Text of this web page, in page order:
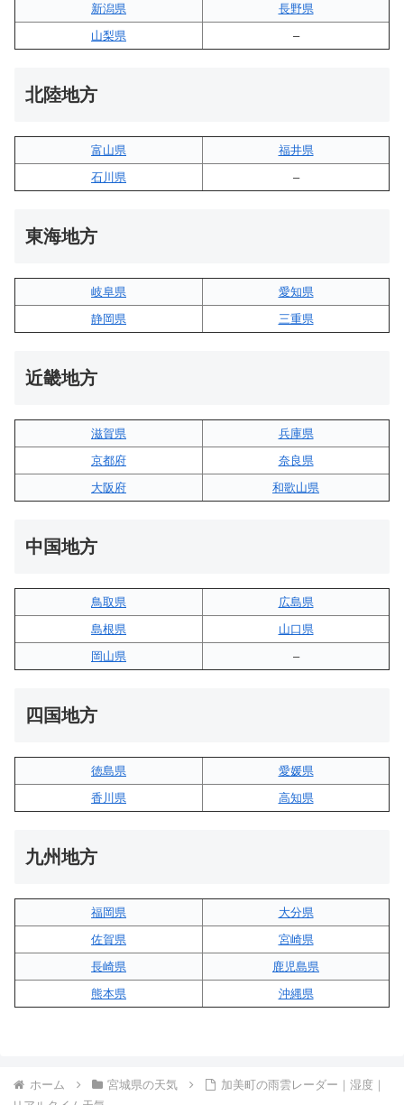
新潟県
長野県
山梨県
–
北陸地方
富山県
福井県
石川県
–
東海地方
岐阜県
愛知県
静岡県
三重県
近畿地方
滋賀県
兵庫県
京都府
奈良県
大阪府
和歌山県
中国地方
鳥取県
広島県
島根県
山口県
岡山県
–
四国地方
徳島県
愛媛県
香川県
高知県
九州地方
福岡県
大分県
佐賀県
宮崎県
長崎県
鹿児島県
熊本県
沖縄県
ホーム 宮城県の天気
加美町の雨雲レーダー｜湿度｜